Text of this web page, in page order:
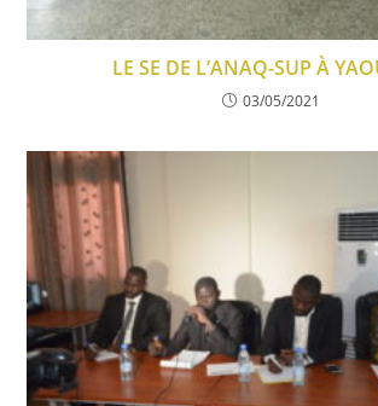
LE SE DE L’ANAQ-SUP À
03/05/2021